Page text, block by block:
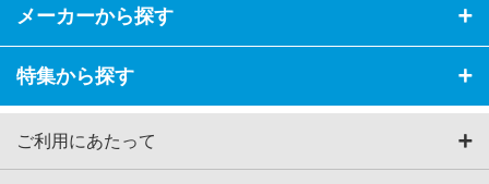
メーカーから探す
特集から探す
ご利用にあたって